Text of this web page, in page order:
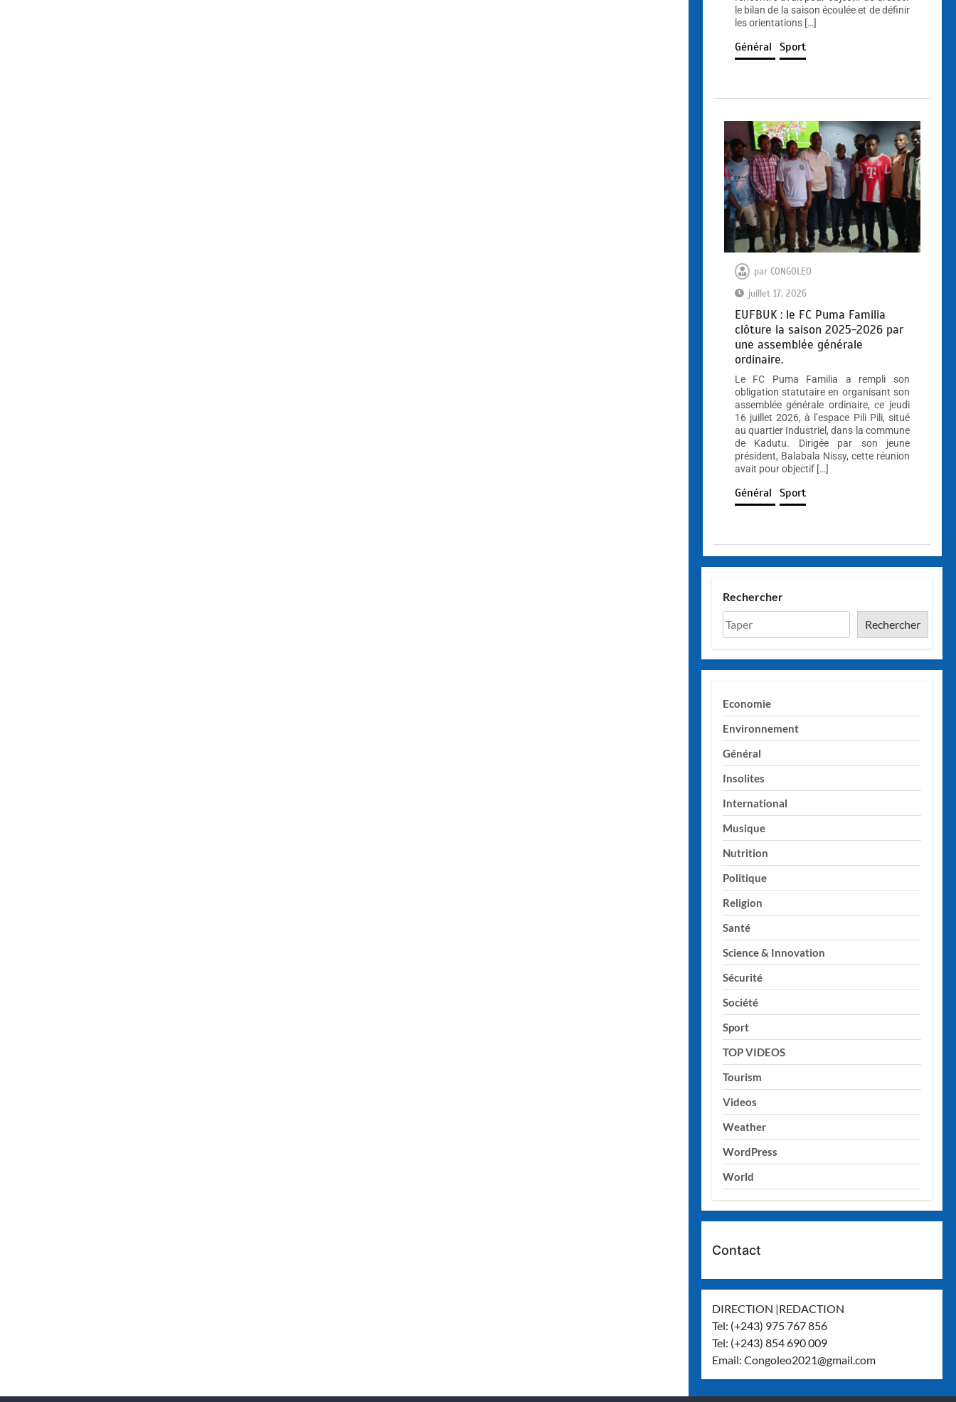
le bilan de la saison écoulée et de définir
les orientations […]
Général Sport
par CONGOLEO
juillet 17, 2026
EUFBUK : le FC Puma Familia
clôture la saison 2025-2026 par
une assemblée générale
ordinaire.
Le FC Puma Familia a rempli son
obligation statutaire en organisant son
assemblée générale ordinaire, ce jeudi
16 juillet 2026, à l’espace Pili Pili, situé
au quartier Industriel, dans la commune
de Kadutu. Dirigée par son jeune
président, Balabala Nissy, cette réunion
avait pour objectif […]
Général Sport
Rechercher
Rechercher
Economie
Environnement
Général
Insolites
International
Musique
Nutrition
Politique
Religion
Santé
Science & Innovation
Sécurité
Société
Sport
TOP VIDEOS
Tourism
Videos
Weather
WordPress
World
Contact
DIRECTION |REDACTION
Tel: (+243) 975 767 856
Tel: (+243) 854 690 009
Email:Congoleo2021@gmail.com